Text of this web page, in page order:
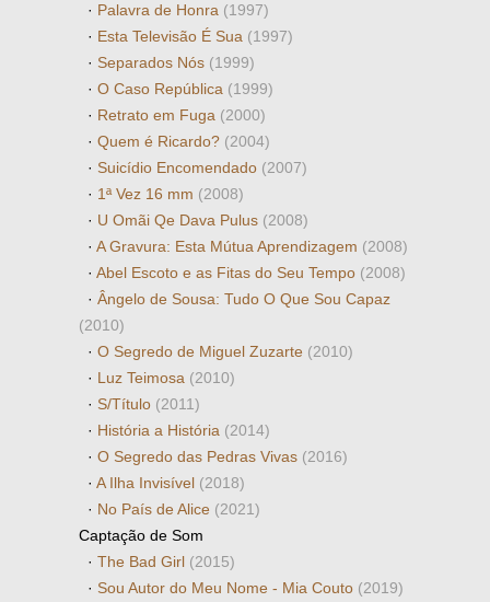
· Palavra de Honra (1997)
· Esta Televisão É Sua (1997)
· Separados Nós (1999)
· O Caso República (1999)
· Retrato em Fuga (2000)
· Quem é Ricardo? (2004)
· Suicídio Encomendado (2007)
· 1ª Vez 16 mm (2008)
· U Omãi Qe Dava Pulus (2008)
· A Gravura: Esta Mútua Aprendizagem (2008)
· Abel Escoto e as Fitas do Seu Tempo (2008)
· Ângelo de Sousa: Tudo O Que Sou Capaz
(2010)
· O Segredo de Miguel Zuzarte (2010)
· Luz Teimosa (2010)
· S/Título (2011)
· História a História (2014)
· O Segredo das Pedras Vivas (2016)
· A Ilha Invisível (2018)
· No País de Alice (2021)
Captação de Som
· The Bad Girl (2015)
· Sou Autor do Meu Nome - Mia Couto (2019)